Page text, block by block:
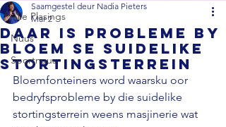
Alle Plasings
Nuus
Sportnuus
Daar is probleme by
Bloem se suidelike
stortingsterrein
Saamgestel deur Nadia Pieters
Mar 2
Bloemfonteiners word waarsku oor
bedryfsprobleme by die suidelike
stortingsterrein weens masjinerie wat